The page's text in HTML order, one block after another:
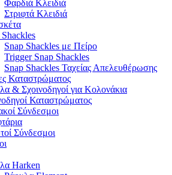
Φαρδιά Κλειδιά
Στριφτά Κλειδιά
Shackles
Snap Shackles με Πείρο
Trigger Snap Shackles
Snap Shackles Ταχείας Απελευθέρωσης
Καταστρώματος
& Σχοινοδηγοί για Κολονάκια
Καταστρώματος
Σύνδεσμοι
Σύνδεσμοι
Harken